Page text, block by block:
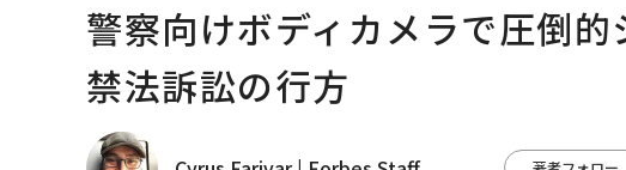
警察向けボディカメラで圧倒
禁法訴訟の行方